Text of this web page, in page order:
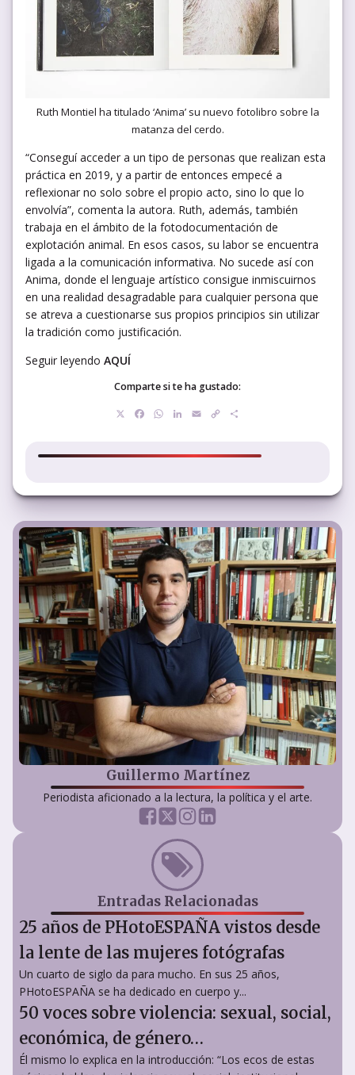
Ruth Montiel ha titulado ‘Anima’ su nuevo fotolibro sobre la
matanza del cerdo.
“Conseguí acceder a un tipo de personas que realizan esta
práctica en 2019, y a partir de entonces empecé a
reflexionar no solo sobre el propio acto, sino lo que lo
envolvía”, comenta la autora. Ruth, además, también
trabaja en el ámbito de la fotodocumentación de
explotación animal. En esos casos, su labor se encuentra
ligada a la comunicación informativa. No sucede así con
Anima, donde el lenguaje artístico consigue inmiscuirnos
en una realidad desagradable para cualquier persona que
se atreva a cuestionarse sus propios principios sin utilizar
la tradición como justificación.
Seguir leyendo AQUÍ
Comparte si te ha gustado:
Facebook
WhatsApp
LinkedIn
EmailCopy
Guillermo Martínez
Periodista aficionado a la lectura, la política y el arte.
Entradas Relacionadas
25 años de PHotoESPAÑA vistos desde
la lente de las mujeres fotógrafas
Un cuarto de siglo da para mucho. En sus 25 años,
PHotoESPAÑA se ha dedicado en cuerpo y...
50 voces sobre violencia: sexual, social,
económica, de género…
Él mismo lo explica en la introducción: “Los ecos de estas